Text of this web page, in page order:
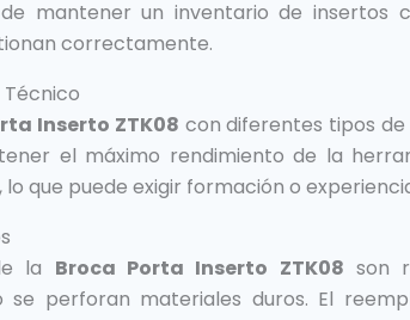
mantener un inventario de insertos
correctamente.
Inserto ZTK08 con diferentes tipos
el máximo rendimiento de la
que puede exigir formación o
la Broca Porta Inserto ZTK08 son
se perforan materiales duros. El